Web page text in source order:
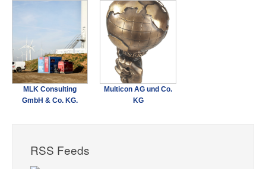
MLK Consulting
GmbH & Co. KG.
Multicon AG und Co.
KG
RSS Feeds